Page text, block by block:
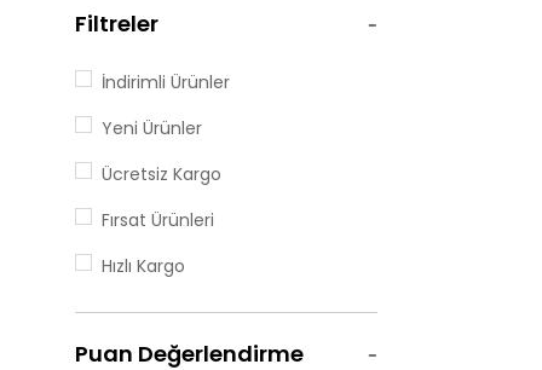
Filtreler
İndirimli Ürünler
Yeni Ürünler
Ücretsiz Kargo
Fırsat Ürünleri
Hızlı Kargo
Puan Değerlendirme